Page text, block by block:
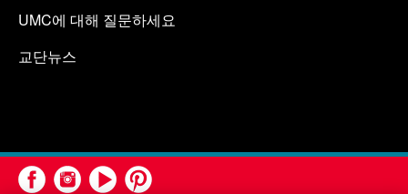
UMC에 대해 질문하세요
교단뉴스